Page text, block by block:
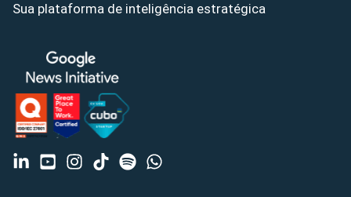
Sua plataforma de inteligência estratégica